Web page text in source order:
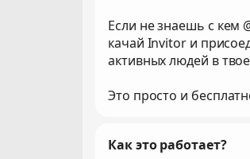
Если не знаешь с кем
качай Invitor и
активных людей в
Это просто и
Как это работает?